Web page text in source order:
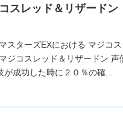
スレッド＆リザード
スターズEXにおける マジコ
ジコスレッド＆リザードン
成功した時に２０％の確...